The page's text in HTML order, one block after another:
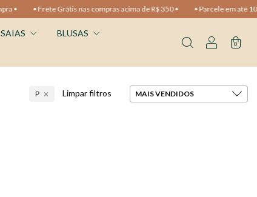
• Frete Grátis nas compras acima de R$ 350 • • Parcele em até 10x
SAIAS
BLUSAS
0
P Limpar filtros